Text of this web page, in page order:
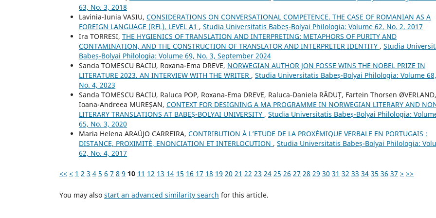
63, No. 3, 2018
Lavinia-Iunia VASIU, CONSIDERATIONS ON CONVERSATIONAL COMPETENCE. THE CASE OF ROMANIAN AS A
FOREIGN LANGUAGE (RFL), LEVEL A1 , Studia Universitatis Babeș-Bolyai Philologia: Volume 62, No. 2, 2017
Ira TORRESI, THE HYGIENICS OF TRANSLATION AND INTERPRETING: METAPHORS OF PURITY AND
CONTAMINATION, AND THE CONSTRUCTION OF TRANSLATOR AND INTERPRETER IDENTITY , Studia
Babeș-Bolyai Philologia: Volume 69, No. 3, September 2024
Sanda TOMESCU BACIU, Roxana-Ema DREVE, NORWEGIAN AUTHOR JON FOSSE WINS THE NOBEL PRIZE IN
LITERATURE 2023. AN INTERVIEW WITH THE WRITER , Studia Universitatis Babeș-Bolyai Philologia: Volume 68,
No. 4, 2023
Sanda TOMESCU BACIU, Raluca POP, Roxana-Ema DREVE, Raluca‐Daniela RĂDUȚ, Fartein Thorsen ØVERLAND,
Ioana-Andreea MUREȘAN, CONTEXT FOR DESIGNING A MA PROGRAMME IN NORWEGIAN LITERARY AND
LITERARY TRANSLATIONS AT BABEȘ-BOLYAI UNIVERSITY , Studia Universitatis Babeș-Bolyai Philologia:
65, No. 3, 2020
Maria Helena ARAÚJO CARREIRA, CONTRIBUTION À L’ETUDE DE LA PROXÉMIQUE VERBALE EN PORTUGAIS :
DISTANCE, PROXIMITÉ, ENONCIATION ET INTERLOCUTION , Studia Universitatis Babeș-Bolyai Philologia:
62, No. 4, 2017
<< < 1 2 3 4 5 6 7 8 9 10 11 12 13 14 15 16 17 18 19 20 21 22 23 24 25 26 27 28 29 30 31 32 33 34 35 36 37 > >>
You may also start an advanced similarity search for this article.